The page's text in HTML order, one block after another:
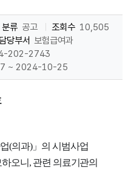
분류 공고 조회수 10,505
담당부서 보험급여과
202-2743
~ 2024-10-25
(의과)」 의 시범사업
오니 , 관련 의료기관의